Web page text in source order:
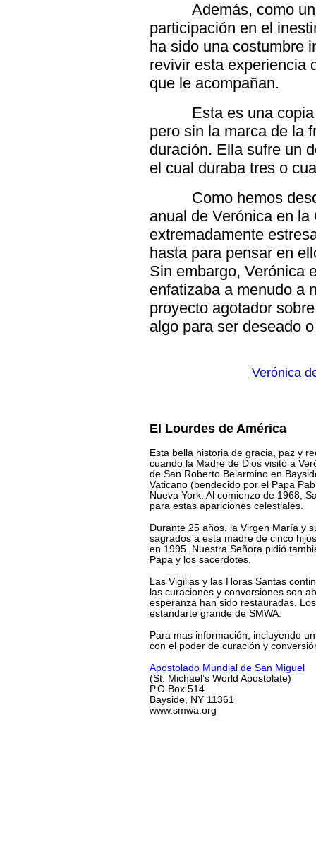
Además, como
participación en el
ha sido una costumbre
revivir esta experiencia
que le acompañan.
Esta es una
pero sin la marca de la
duración. Ella sufre un
el cual duraba tres o
Como hemos
anual de Verónica en
extremadamente
hasta para pensar en
Sin embargo, Verónica
enfatizaba a menudo a
proyecto agotador
algo para ser deseado
Verónica
El Lourdes de América
Esta bella historia de gracia, paz y
cuando la Madre de Dios visitó a
de San Roberto Belarmino en
Vaticano (bendecido por el Papa
Nueva York. Al comienzo de 1968,
para estas apariciones celestiales.
Durante 25 años, la Virgen María y
sagrados a esta madre de cinco
en 1995. Nuestra Señora pidió
Papa y los sacerdotes.
Las Vigilias y las Horas Santas
las curaciones y conversiones son
esperanza han sido restauradas.
estandarte grande de SMWA.
Para mas información, incluyendo
con el poder de curación y
Apostolado Mundial de San Miguel
(St. Michael’s World Apostolate)
P.O.Box 514
Bayside, NY 11361
www.smwa.org